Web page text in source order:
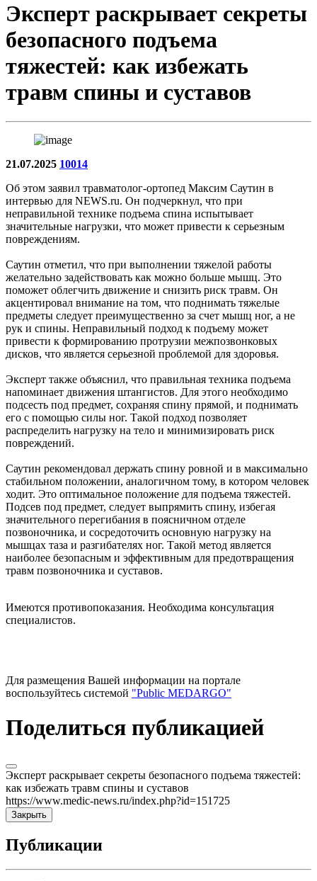
Эксперт раскрывает секреты
безопасного подъема
тяжестей: как избежать
травм спины и суставов
21.07.2025 10014
Об этом заявил травматолог-ортопед Максим Саутин в
интервью для NEWS.ru. Он подчеркнул, что при
неправильной технике подъема спина испытывает
значительные нагрузки, что может привести к серьезным
повреждениям.
Саутин отметил, что при выполнении тяжелой работы
желательно задействовать как можно больше мышц. Это
поможет облегчить движение и снизить риск травм. Он
акцентировал внимание на том, что поднимать тяжелые
предметы следует преимущественно за счет мышц ног, а не
рук и спины. Неправильный подход к подъему может
привести к формированию протрузии межпозвонковых
дисков, что является серьезной проблемой для здоровья.
Эксперт также объяснил, что правильная техника подъема
напоминает движения штангистов. Для этого необходимо
подсесть под предмет, сохраняя спину прямой, и поднимать
его с помощью силы ног. Такой подход позволяет
распределить нагрузку на тело и минимизировать риск
повреждений.
Саутин рекомендовал держать спину ровной и в максимально
стабильном положении, аналогичном тому, в котором человек
ходит. Это оптимальное положение для подъема тяжестей.
Подсев под предмет, следует выпрямить спину, избегая
значительного перегибания в поясничном отделе
позвоночника, и сосредоточить основную нагрузку на
мышцах таза и разгибателях ног. Такой метод является
наиболее безопасным и эффективным для предотвращения
травм позвоночника и суставов.
Имеются противопоказания. Необходима консультация
специалистов.
Для размещения Вашей информации на портале
воспользуйтесь системой "Public MEDARGO"
Поделиться публикацией
Эксперт раскрывает секреты безопасного подъема тяжестей:
как избежать травм спины и суставов
https://www.medic-news.ru/index.php?id=151725
Закрыть
Публикации